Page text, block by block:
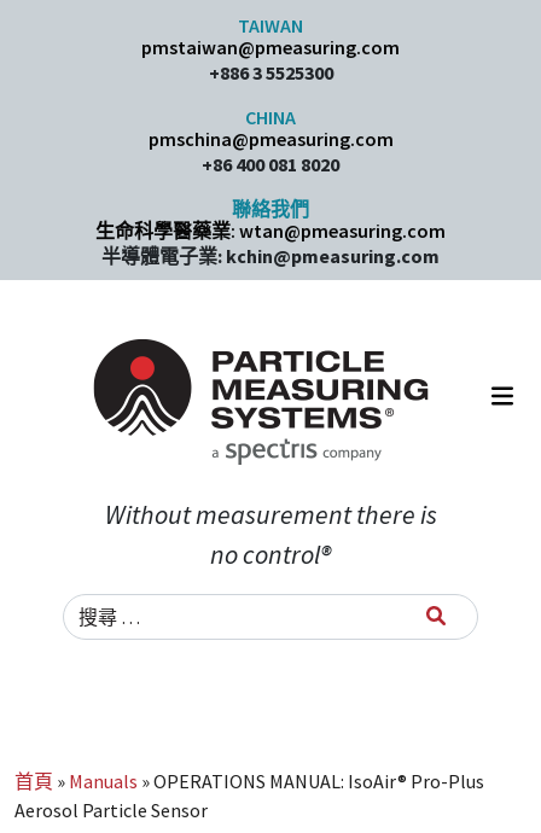
TAIWAN
pmstaiwan@pmeasuring.com
+886 3 5525300
CHINA
pmschina@pmeasuring.com​
+86 400 081 8020
聯絡我們
生命科學醫藥業: wtan@pmeasuring.com
半導體電子業: kchin@pmeasuring.com
Main Navigation
Without measurement there is
no control®
Search for:
首頁 » Manuals »OPERATIONS MANUAL: IsoAir® Pro-Plus
Aerosol Particle Sensor